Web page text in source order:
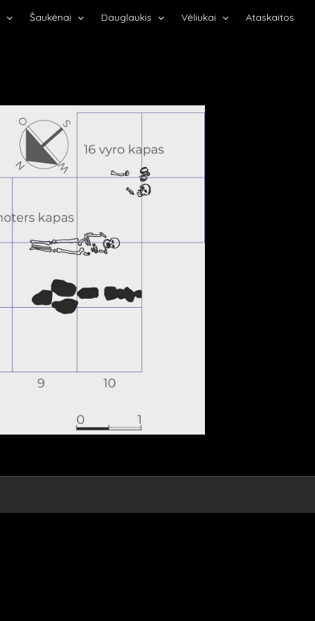
Šaukėnai Dauglaukis Vėliukai Ataskaitos